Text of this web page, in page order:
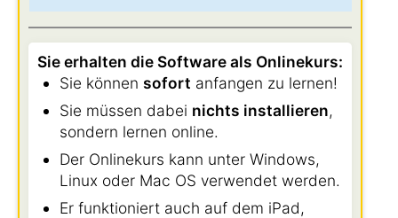
Sie erhalten die Software als Onlinekurs:
Sie können sofort anfangen zu lernen!
Sie müssen dabei nichts installieren,
sondern lernen online.
Der Onlinekurs kann unter Windows,
Linux oder Mac OS verwendet werden.
Er funktioniert auch auf dem iPad,